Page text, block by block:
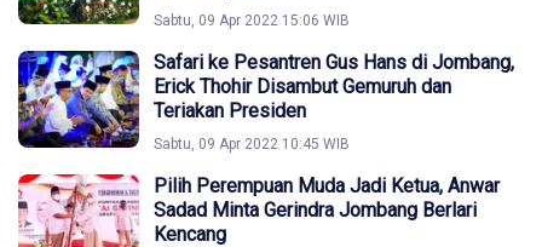
Sabtu, 09 Apr 2022 15:06 WIB
Safari ke Pesantren Gus Hans di Jombang,
Erick Thohir Disambut Gemuruh dan
Teriakan Presiden
Sabtu, 09 Apr 2022 10:45 WIB
Pilih Perempuan Muda Jadi Ketua, Anwar
Sadad Minta Gerindra Jombang Berlari
Kencang